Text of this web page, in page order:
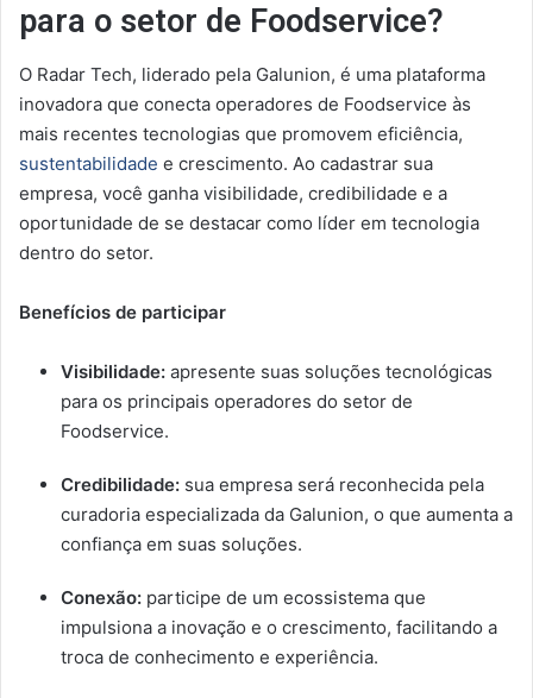
para o setor de Foodservice?
O Radar Tech, liderado pela Galunion, é uma plataforma
inovadora que conecta operadores de Foodservice às
mais recentes tecnologias que promovem eficiência,
sustentabilidade e crescimento. Ao cadastrar sua
empresa, você ganha visibilidade, credibilidade e a
oportunidade de se destacar como líder em tecnologia
dentro do setor.
Benefícios de participar
Visibilidade: apresente suas soluções tecnológicas
para os principais operadores do setor de
Foodservice.
Credibilidade: sua empresa será reconhecida pela
curadoria especializada da Galunion, o que aumenta a
confiança em suas soluções.
Conexão: participe de um ecossistema que
impulsiona a inovação e o crescimento, facilitando a
troca de conhecimento e experiência.